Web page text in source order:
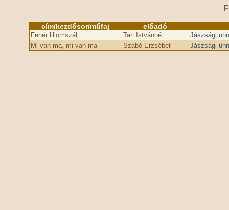
cím/kezdősor/műfaj előadó
Fehér liliomszál Tari Istvánné
Jászsági
Mi van ma, mi van ma
Szabó Erzsébet Jászsági